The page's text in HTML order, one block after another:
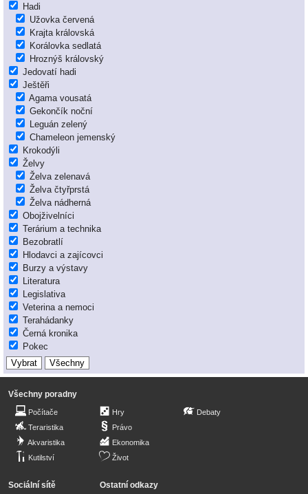
Hadi
Užovka červená
Krajta královská
Korálovka sedlatá
Hroznýš královský
Jedovatí hadi
Ještěři
Agama vousatá
Gekončík noční
Leguán zelený
Chameleon jemenský
Krokodýli
Želvy
Želva zelenavá
Želva čtyřprstá
Želva nádherná
Obojživelníci
Terárium a technika
Bezobratlí
Hlodavci a zajícovci
Burzy a výstavy
Literatura
Legislativa
Veterina a nemoci
Terahádanky
Černá kronika
Pokec
Všechny poradny
Počítače
Teraristika
Akvaristika
Kutilství
Hry
Právo
Ekonomika
Život
Debaty
Sociální sítě Ostatní odkazy